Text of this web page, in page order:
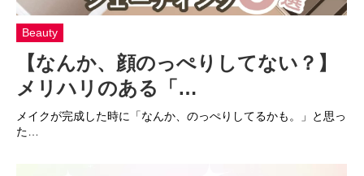
Beauty
【なんか、顔のっぺりしてない？】
メリハリのある「…
メイクが完成した時に「なんか、のっぺりしてるかも。」と思っ
た…